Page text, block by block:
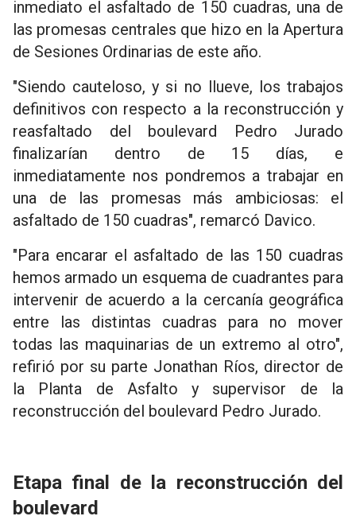
inmediato el asfaltado de 150 cuadras, una de
las promesas centrales que hizo en la Apertura
de Sesiones Ordinarias de este año.
"Siendo cauteloso, y si no llueve, los trabajos
definitivos con respecto a la reconstrucción y
reasfaltado del boulevard Pedro Jurado
finalizarían dentro de 15 días, e
inmediatamente nos pondremos a trabajar en
una de las promesas más ambiciosas: el
asfaltado de 150 cuadras", remarcó Davico.
"Para encarar el asfaltado de las 150 cuadras
hemos armado un esquema de cuadrantes para
intervenir de acuerdo a la cercanía geográfica
entre las distintas cuadras para no mover
todas las maquinarias de un extremo al otro",
refirió por su parte Jonathan Ríos, director de
la Planta de Asfalto y supervisor de la
reconstrucción del boulevard Pedro Jurado.
Etapa final de la reconstrucción del
boulevard